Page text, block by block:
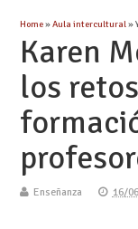
Home»Aula intercultural»
Karen
los
Enseñanza 16/